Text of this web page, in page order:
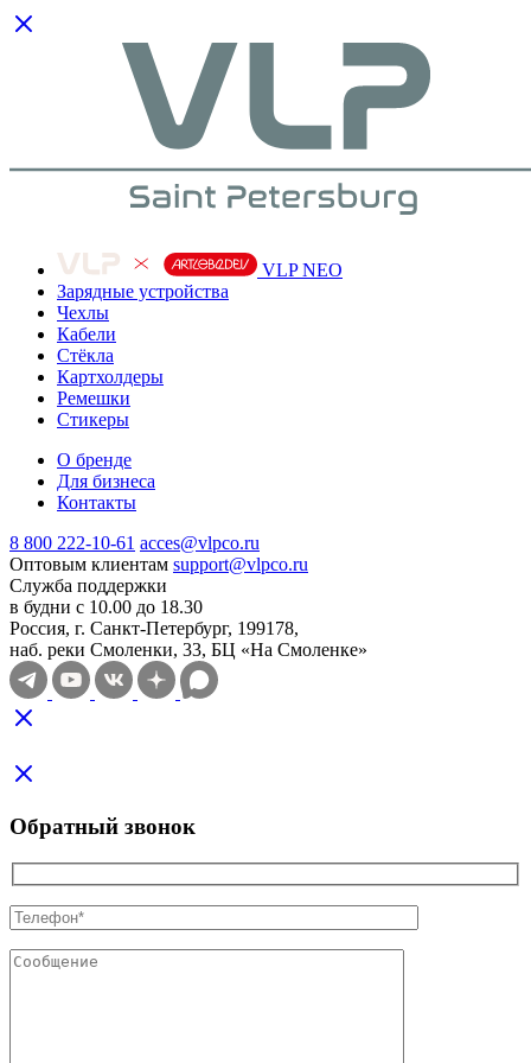
VLP NEO
Зарядные устройства
Чехлы
Кабели
Cтёкла
Картхолдеры
Ремешки
Стикеры
О бренде
Для бизнеса
Контакты
8 800 222-10-61 acces@vlpco.ru
Оптовым клиентам support@vlpco.ru
Служба поддержки
в будни с 10.00 до 18.30
Россия, г. Санкт-Петербург, 199178,
наб. реки Смоленки, 33, БЦ «На Смоленке»
Обратный звонок